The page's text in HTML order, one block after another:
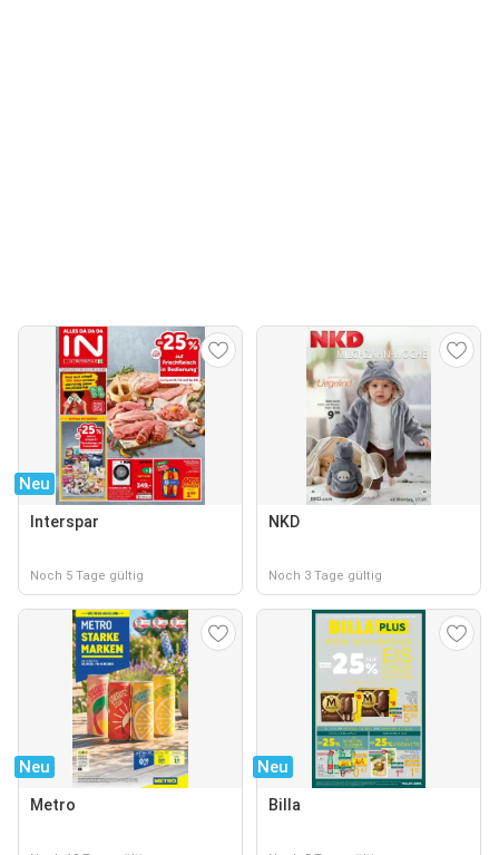
Neu
Interspar
Noch 5 Tage gültig
NKD
Noch 3 Tage gültig
Neu
Metro
Neu
Billa